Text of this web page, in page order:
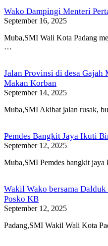
Wako Dampingi Menteri
September 16, 2025
Muba,SMI Wali Kota Padang
…
Jalan Provinsi di desa
Makan Korban
September 14, 2025
Muba,SMI Akibat jalan rusak,
Pemdes Bangkit Jaya Ikuti
September 12, 2025
Muba,SMI Pemdes bangkit
Wakil Wako bersama
Posko KB
September 12, 2025
Padang,SMI Wakil Wali Kota